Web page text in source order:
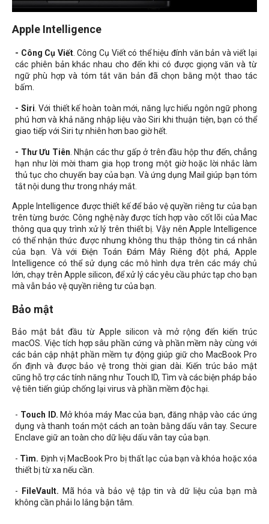
Apple Intelligence
- Công Cụ Viết. Công Cụ Viết có thể hiệu đính văn bản và viết lại
các phiên bản khác nhau cho đến khi có được giọng văn và từ
ngữ phù hợp và tóm tắt văn bản đã chọn bằng một thao tác
bấm.
- Siri . Với thiết kế hoàn toàn mới, năng lực hiểu ngôn ngữ phong
phú hơn và khả năng nhập liệu vào Siri khi thuận tiện, bạn có thể
giao tiếp với Siri tự nhiên hơn bao giờ hết.
- Thư Ưu Tiên . Nhận các thư gấp ở trên đầu hộp thư đến, chẳng
hạn như lời mời tham gia họp trong một giờ hoặc lời nhắc làm
thủ tục cho chuyến bay của bạn. Và ứng dụng Mail giúp bạn tóm
tắt nội dung thư trong nháy mắt.
Apple Intelligence được thiết kế để bảo vệ quyền riêng tư của bạn
trên từng bước. Công nghệ này được tích hợp vào cốt lõi của Mac
thông qua quy trình xử lý trên thiết bị. Vậy nên Apple Intelligence
có thể nhận thức được nhưng không thu thập thông tin cá nhân
của bạn. Và với Điện Toán Đám Mây Riêng đột phá, Apple
Intelligence có thể sử dụng các mô hình dựa trên các máy chủ
lớn, chạy trên Apple silicon, để xử lý các yêu cầu phức tạp cho bạn
mà vẫn bảo vệ quyền riêng tư của bạn.
Bảo mật
Bảo mật bắt đầu từ Apple silicon và mở rộng đến kiến trúc
macOS. Việc tích hợp sâu phần cứng và phần mềm này cùng với
các bản cập nhật phần mềm tự động giúp giữ cho MacBook Pro
ổn định và được bảo vệ trong thời gian dài. Kiến trúc bảo mật
cũng hỗ trợ các tính năng như Touch ID, Tìm và các biện pháp bảo
vệ tiên tiến giúp chống lại virus và phần mềm độc hại.
- Touch ID. Mở khóa máy Mac của bạn, đăng nhập vào các ứng
dụng và thanh toán một cách an toàn bằng dấu vân tay. Secure
Enclave giữ an toàn cho dữ liệu dấu vân tay của bạn.
- Tìm. Định vị MacBook Pro bị thất lạc của bạn và khóa hoặc xóa
thiết bị từ xa nếu cần.
- FileVault. Mã hóa và bảo vệ tập tin và dữ liệu của bạn mà
không cần phải lo lắng bận tâm.